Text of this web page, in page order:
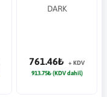
Gigabit Ethernet
DARK
761.46₺
+ KDV
913.75₺ (KDV dahil)